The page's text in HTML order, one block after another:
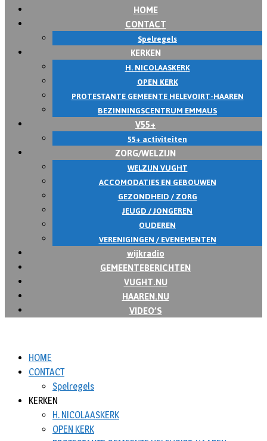
HOME
CONTACT
Spelregels
KERKEN
H. NICOLAASKERK
OPEN KERK
PROTESTANTE GEMEENTE HELEVOIRT-HAAREN
BEZINNINGSCENTRUM EMMAUS
V55+
55+ activiteiten
ZORG/WELZIJN
WELZIJN VUGHT
ACCOMODATIES EN GEBOUWEN
GEZONDHEID / ZORG
JEUGD / JONGEREN
OUDEREN
VERENIGINGEN / EVENEMENTEN
wijkradio
GEMEENTEBERICHTEN
VUGHT.NU
HAAREN.NU
VIDEO’S
HOME
CONTACT
Spelregels
KERKEN
H. NICOLAASKERK
OPEN KERK